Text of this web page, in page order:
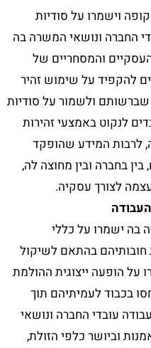
וישמרו על סודיות
החברה ונושאי המשרה בה
והמסחריים של
להקפיד על שימוש זהיר
שברשותם ולשמור על סודיות
לנקוט באמצעי זהירות
לרבות המידע שהופקד
בחברה ובין מחוצה לה,
לצורך עסקיה.
בה ישמרו על כללי
חובותיהם בהתאם לשיקול
על הופעה ייצוגית ההולמת
בכבוד לעמיתיהם תוך
עובדי החברה ונושאי
וביושר כלפי הזולת,